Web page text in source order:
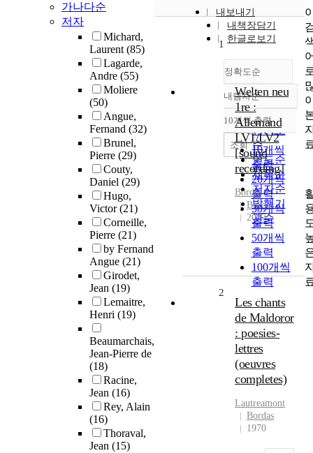
가나다순
저자
Michard,
Laurent(85)
Lagarde,
Andre (55)
Moliere
(50)
Angue,
Fernand (32)
Brunel,
Pierre (29)
Couty,
Daniel (29)
Hugo,
Victor(21)
Corneille,
Pierre (21)
by Fernand
Angue (21)
Girodet,
Jean (19)
Lemaitre,
Henri (19)
Beaumarchais,
Jean-Pierre de
(18)
Racine,
Jean (16)
Rey, Alain
(16)
Thoraval,
Jean (15)
내보내기
내책장담기
한글로보기
정확도순
정확도
순
인기도
순
연도순
제목순
저자순
발행기
관순
내림차순
내림차순
10개씩 출력
10개씩
출력
20개씩
출력
30개씩
출력
50개씩
출력
100개씩
출력
조회
1
Welten neu
1re :
Allemand
LV1/LV2
[sound
recording]
Bordas
Bordas
2007
2
Les chants
de Maldoror
: poesies-
lettres
(oeuvres
completes)
Lautreamont
Bordas
1970